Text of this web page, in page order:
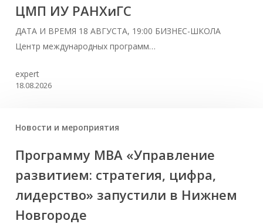
ЦМП ИУ РАНХиГС
ДАТА И ВРЕМЯ 18 АВГУСТА, 19:00 БИЗНЕС-ШКОЛА
Центр международных программ…
expert
18.08.2026
Новости и мероприятия
Программу MBA «Управление
развитием: стратегия, цифра,
лидерство» запустили в Нижнем
Новгороде